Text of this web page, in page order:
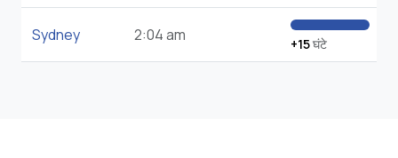
Sydney 2:04 am +15घंटे